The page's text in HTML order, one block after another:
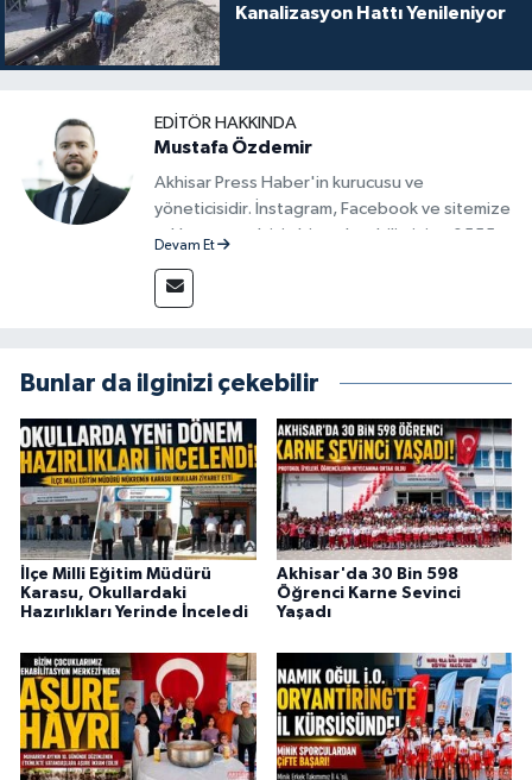
Kanalizasyon Hattı Yenileniyor
EDITÖR HAKKINDA
Mustafa Özdemir
Akhisar Press Haber'in kurucusu ve
yöneticisidir. İnstagram, Facebook ve sitemize
reklam vermek için bize ulaşabilirsiniz - 0555
Devam Et
Bunlar da ilginizi çekebilir
İlçe Milli Eğitim Müdürü
Karasu, Okullardaki
Hazırlıkları Yerinde İnceledi
Akhisar'da 30 Bin 598
Öğrenci Karne Sevinci
Yaşadı